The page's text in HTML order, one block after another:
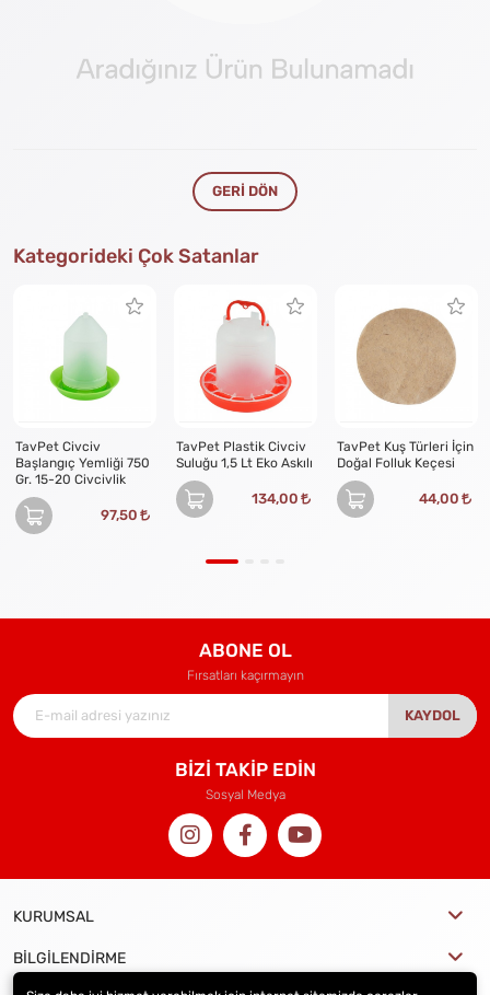
GERI DÖN
Kategorideki Çok Satanlar
TavPet Civciv
Başlangıç Yemliği 750
Gr. 15-20 Civcivlik
97,50
TavPet Plastik Civciv
Suluğu 1,5 Lt Eko Askılı
134,00
TavPet Kuş Türleri İçin
Doğal Folluk Keçesi
44,00
ABONE OL
Fırsatları kaçırmayın
KAYDOL
BİZİ TAKİP EDİN
Sosyal Medya
KURUMSAL
BİLGİLENDİRME